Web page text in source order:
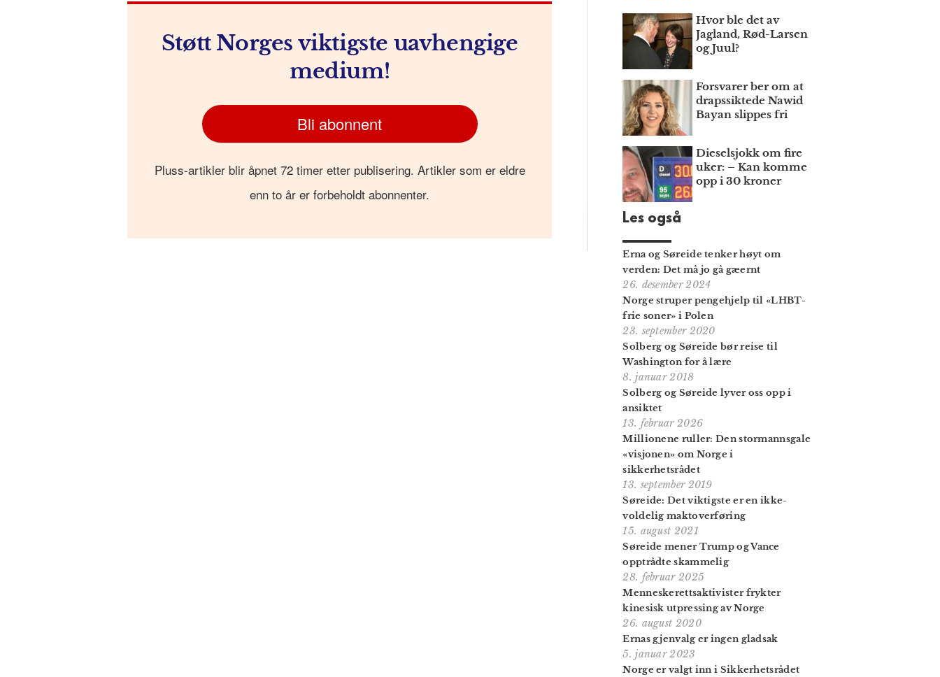
Støtt Norges viktigste uavhengige
medium!
Bli abonnent
Pluss-artikler blir åpnet 72 timer etter publisering. Artikler som er eldre
enn to år er forbeholdt abonnenter.
Hvor ble det av
Jagland, Rød-Larsen
og Juul?
Forsvarer ber om at
draps­siktede Nawid
Bayan slippes fri
Dieselsjokk om fire
uker: – Kan komme
opp i 30 kroner
Les også
Erna og Søreide tenker høyt om
verden: Det må jo gå gæernt
26. desember 2024
Norge struper pengehjelp til «LHBT-
frie soner» i Polen
23. september 2020
Solberg og Søreide bør reise til
Washington for å lære
8. januar 2018
Solberg og Søreide lyver oss opp i
ansiktet
13. februar 2026
Millionene ruller: Den stormannsgale
«visjonen» om Norge i
sikkerhetsrådet
13. september 2019
Søreide: Det viktigste er en ikke-
voldelig maktoverføring
15. august 2021
Søreide mener Trump og Vance
opptrådte skammelig
28. februar 2025
Menneskeretts­aktivister frykter
kinesisk utpressing av Norge
26. august 2020
Ernas gjenvalg er ingen gladsak
5. januar 2023
Norge er valgt inn i Sikkerhetsrådet